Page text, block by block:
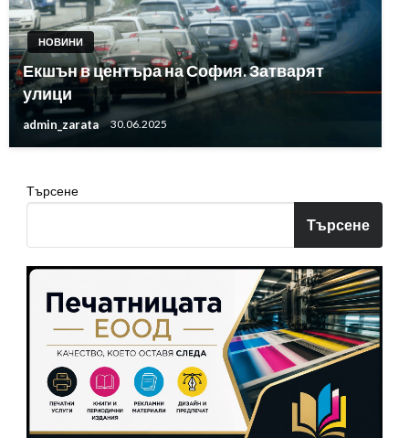
НОВИНИ
Екшън в центъра на София. Затварят
улици
admin_zarata 30.06.2025
Търсене
Търсене